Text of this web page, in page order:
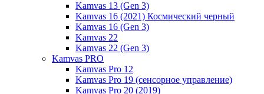
Kamvas 13 (Gen 3)
Kamvas 16 (2021) Космический черный
Kamvas 16 (Gen 3)
Kamvas 22
Kamvas 22 (Gen 3)
Kamvas PRO
Kamvas Pro 12
Kamvas Pro 19 (сенсорное управление)
Kamvas Pro 20 (2019)